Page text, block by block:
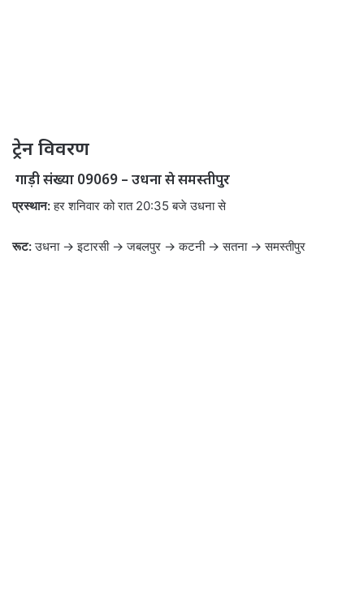
ट्रेन विवरण
गाड़ी संख्या 09069 – उधना से समस्तीपुर
प्रस्थान: हर शनिवार को रात 20:35 बजे उधना से
रूट: उधना → इटारसी → जबलपुर → कटनी → सतना → समस्तीपुर